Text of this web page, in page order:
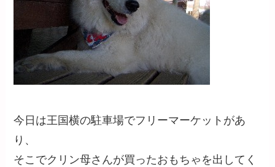
今日は王国横の駐車場でフリーマーケットがあ
り、
そこでクリン母さんが買ったおもちゃを出してく